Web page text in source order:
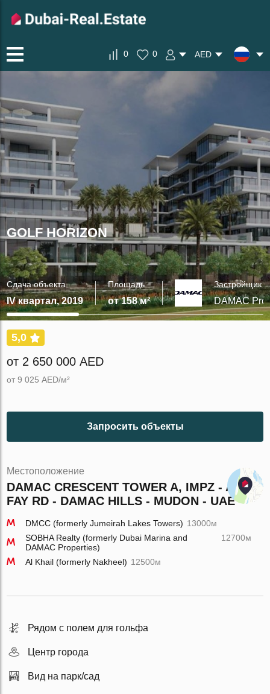
0 0 AED
GOLF HORIZON
Сдача объекта
IV квартал, 2019
Площадь
от 158 м²
Застройщик
DAMAC
5,0
от 2 650 000 AED
от 9 025 AED/м²
Запросить объекты
Местоположение
DAMAC CRESCENT TOWER A, IMPZ - AL
FAY RD - DAMAC HILLS - MUDON - UAE
DMCC (formerly Jumeirah Lakes Towers) 13000м
SOBHA Realty (formerly Dubai Marina and
DAMAC Properties)
12700м
Al Khail (formerly Nakheel) 12500м
Рядом с полем для гольфа
Центр города
Вид на парк/сад